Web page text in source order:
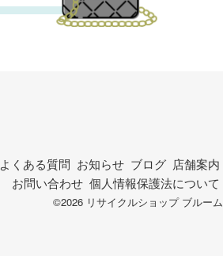
よくある質問 お知らせ ブログ 店舗案内
お問い合わせ 個人情報保護法について
©2026 リサイクルショップ ブルーム